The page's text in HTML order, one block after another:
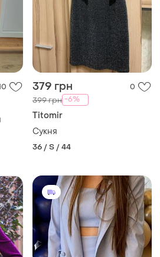
379 грн 0
399 грн -6%
Titomir
Сукня
36 / S / 44